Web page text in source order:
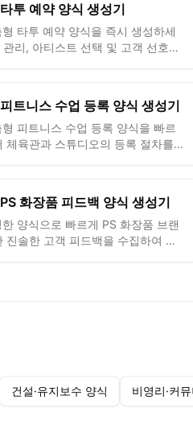
투 예약 양식 생성기
타투 예약 양식을 즉시 생성하세
리, 아티스트 선택 및 고객 선호도
트니스 수업 등록 양식 생성기
피트니스 수업 등록 양식을 빠르
체육관과 스튜디오의 등록 절차를
화장품 피드백 양식 생성기
양식으로 빠르게 PS 화장품 브랜
진솔한 고객 피드백을 수집하여 제
건설·유지보수 양식 비영리·커